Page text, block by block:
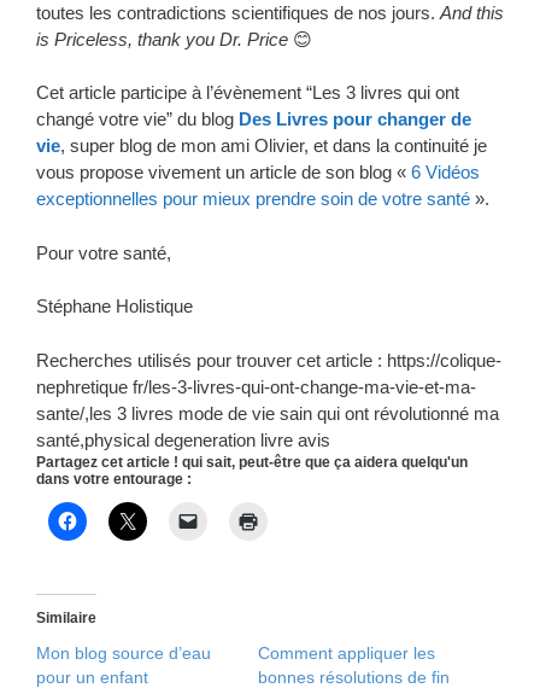
toutes les contradictions scientifiques de nos jours. And this
is Priceless, thank you Dr. Price 😊
Cet article participe à l’évènement “Les 3 livres qui ont
changé votre vie” du blog Des Livres pour changer de
vie, super blog de mon ami Olivier, et dans la continuité je
vous propose vivement un article de son blog « 6 Vidéos
exceptionnelles pour mieux prendre soin de votre santé ».
Pour votre santé,
Stéphane Holistique
Recherches utilisés pour trouver cet article : https://colique-
nephretique fr/les-3-livres-qui-ont-change-ma-vie-et-ma-
sante/,les 3 livres mode de vie sain qui ont révolutionné ma
santé,physical degeneration livre avis
Partagez cet article ! qui sait, peut-être que ça aidera quelqu'un
dans votre entourage :
Similaire
Mon blog source d’eau
pour un enfant
Comment appliquer les
bonnes résolutions de fin